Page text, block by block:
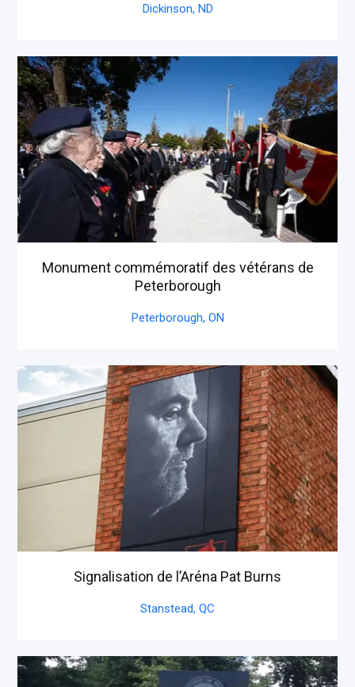
Dickinson, ND
Monument commémoratif des vétérans de
Peterborough
Peterborough, ON
Signalisation de l’Aréna Pat Burns
Stanstead, QC